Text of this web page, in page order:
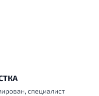
специалист